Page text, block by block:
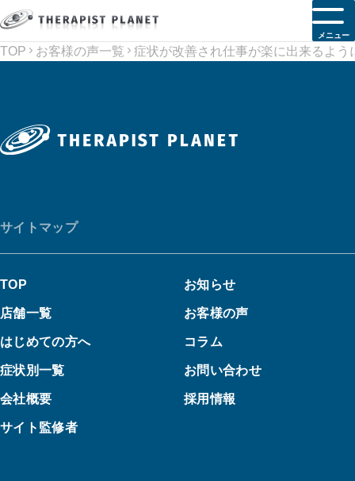
メニュー
TOP お客様の声一覧 症状が改善され仕事が楽に出来るよう
サイトマップ
TOP
店舗一覧
はじめての方へ
症状別一覧
会社概要
サイト監修者
お知らせ
お客様の声
コラム
お問い合わせ
採用情報